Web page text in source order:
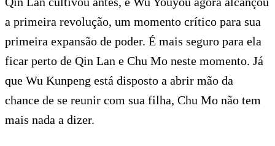
a primeira revolução, um momento crítico para sua
primeira expansão de poder. É mais seguro para ela
ficar perto de Qin Lan e Chu Mo neste momento. Já
que Wu Kunpeng está disposto a abrir mão da
chance de se reunir com sua filha, Chu Mo não tem
mais nada a dizer.